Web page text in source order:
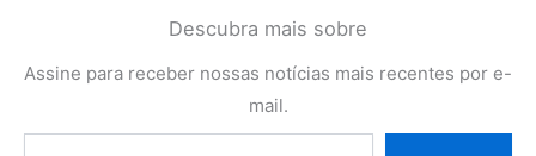
Descubra mais sobre
Assine para receber nossas notícias mais recentes por e-
mail.